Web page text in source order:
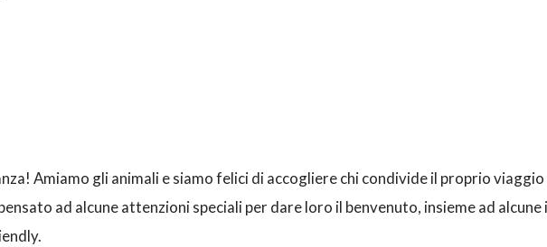
Amiamo gli animali e siamo felici di accogliere chi condivide il proprio viaggio
ad alcune attenzioni speciali per dare loro il benvenuto, insieme ad